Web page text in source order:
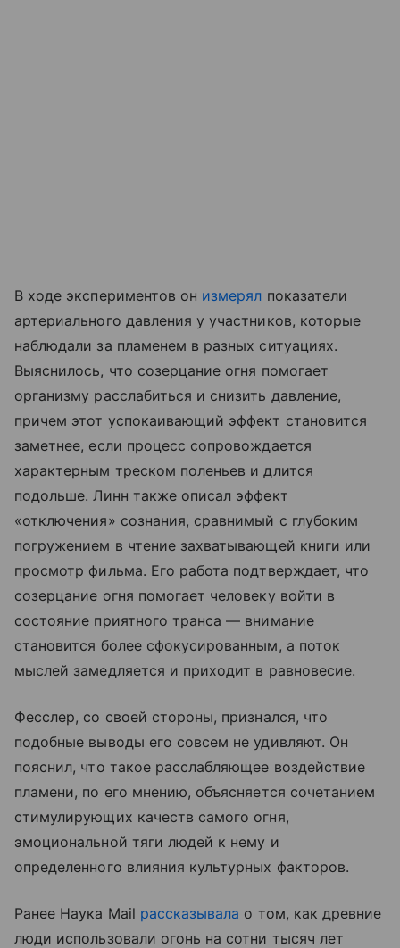
В ходе экспериментов он измерял показатели
артериального давления у участников, которые
наблюдали за пламенем в разных ситуациях.
Выяснилось, что созерцание огня помогает
организму расслабиться и снизить давление,
причем этот успокаивающий эффект становится
заметнее, если процесс сопровождается
характерным треском поленьев и длится
подольше. Линн также описал эффект
«отключения» сознания, сравнимый с глубоким
погружением в чтение захватывающей книги или
просмотр фильма. Его работа подтверждает, что
созерцание огня помогает человеку войти в
состояние приятного транса — внимание
становится более сфокусированным, а поток
мыслей замедляется и приходит в равновесие.
Фесслер, со своей стороны, признался, что
подобные выводы его совсем не удивляют. Он
пояснил, что такое расслабляющее воздействие
пламени, по его мнению, объясняется сочетанием
стимулирующих качеств самого огня,
эмоциональной тяги людей к нему и
определенного влияния культурных факторов.
Ранее Наука Mail рассказывала о том, как древние
люди использовали огонь на сотни тысяч лет